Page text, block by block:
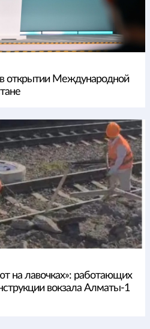
в открытии Международной
на лавочках»: работающих
вокзала Алматы-1